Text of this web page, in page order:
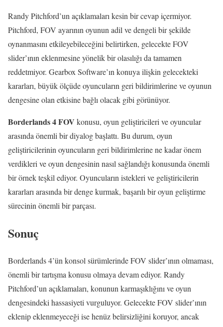
Randy Pitchford’un açıklamaları kesin bir cevap içermiyor.
Pitchford, FOV ayarının oyunun adil ve dengeli bir şekilde
oynanmasını etkileyebileceğini belirtirken, gelecekte FOV
slider’ının eklenmesine yönelik bir olasılığı da tamamen
reddetmiyor. Gearbox Software’ın konuya ilişkin gelecekteki
kararları, büyük ölçüde oyuncuların geri bildirimlerine ve oyunun
dengesine olan etkisine bağlı olacak gibi görünüyor.
Borderlands 4 FOV konusu, oyun geliştiricileri ve oyuncular
arasında önemli bir diyalog başlattı. Bu durum, oyun
geliştiricilerinin oyuncuların geri bildirimlerine ne kadar önem
verdikleri ve oyun dengesinin nasıl sağlandığı konusunda önemli
bir örnek teşkil ediyor. Oyuncuların istekleri ve geliştiricilerin
kararları arasında bir denge kurmak, başarılı bir oyun geliştirme
sürecinin önemli bir parçası.
Sonuç
Borderlands 4’ün konsol sürümlerinde FOV slider’ının olmaması,
önemli bir tartışma konusu olmaya devam ediyor. Randy
Pitchford’un açıklamaları, konunun karmaşıklığını ve oyun
dengesindeki hassasiyeti vurguluyor. Gelecekte FOV slider’ının
eklenip eklenmeyeceği ise henüz belirsizliğini koruyor, ancak